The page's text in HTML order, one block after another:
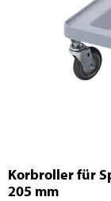
Korbroller für
205 mm